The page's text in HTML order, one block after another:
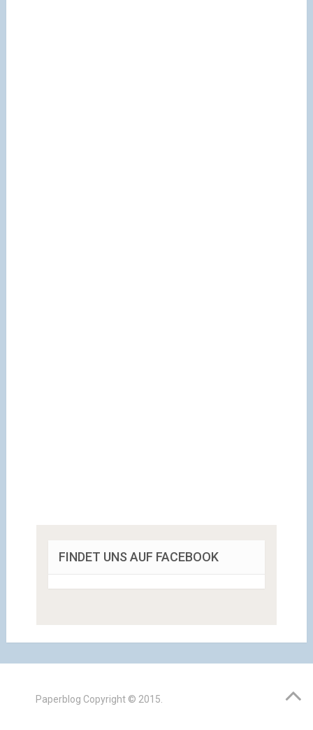
FINDET UNS AUF FACEBOOK
Paperblog Copyright © 2015.